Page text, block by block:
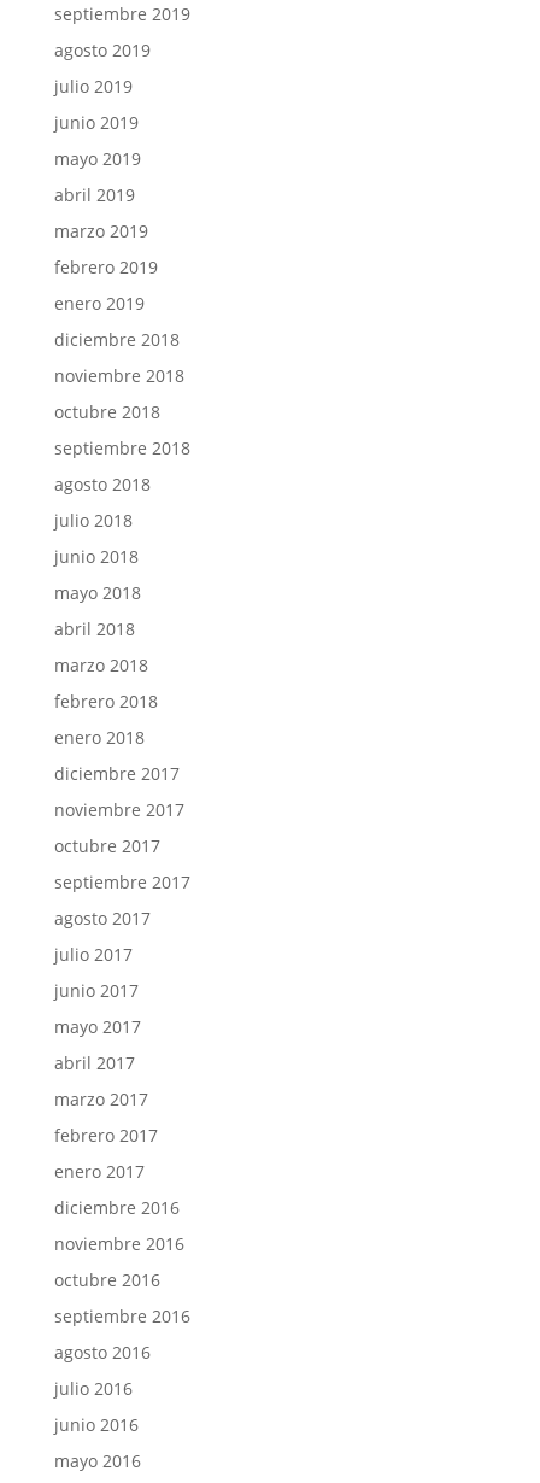
septiembre 2019
agosto 2019
julio 2019
junio 2019
mayo 2019
abril 2019
marzo 2019
febrero 2019
enero 2019
diciembre 2018
noviembre 2018
octubre 2018
septiembre 2018
agosto 2018
julio 2018
junio 2018
mayo 2018
abril 2018
marzo 2018
febrero 2018
enero 2018
diciembre 2017
noviembre 2017
octubre 2017
septiembre 2017
agosto 2017
julio 2017
junio 2017
mayo 2017
abril 2017
marzo 2017
febrero 2017
enero 2017
diciembre 2016
noviembre 2016
octubre 2016
septiembre 2016
agosto 2016
julio 2016
junio 2016
mayo 2016